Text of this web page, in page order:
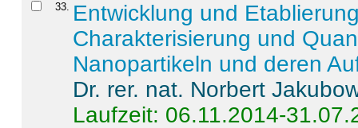
33. Entwicklung und
Charakterisierung und
Nanopartikeln und deren
Dr. rer. nat. Norbert
Laufzeit: 06.11.2014-